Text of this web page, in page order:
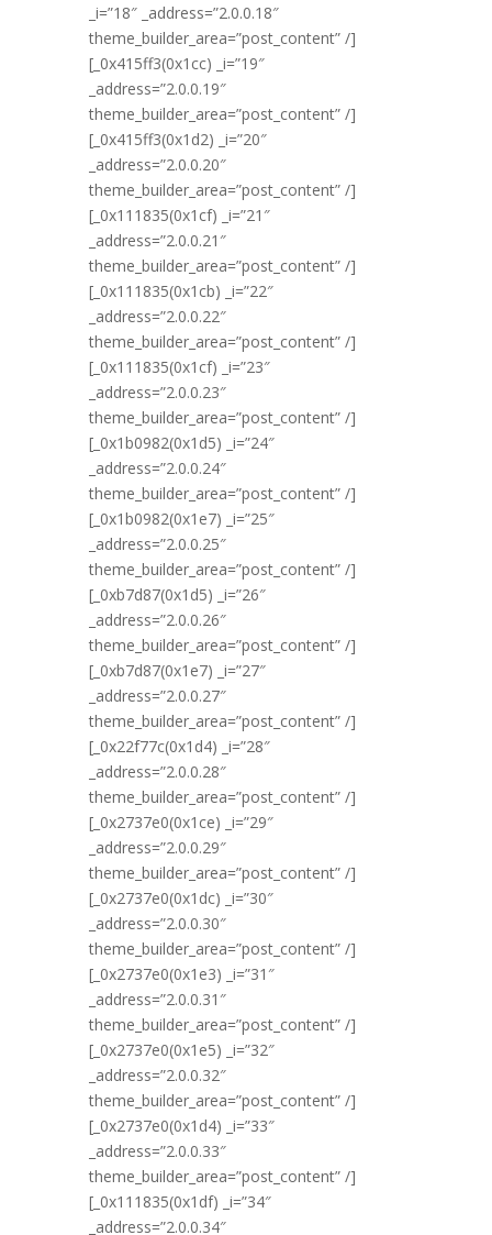
_i=”18″ _address=”2.0.0.18″
theme_builder_area=”post_content” /]
[_0x415ff3(0x1cc) _i=”19″
_address=”2.0.0.19″
theme_builder_area=”post_content” /]
[_0x415ff3(0x1d2) _i=”20″
_address=”2.0.0.20″
theme_builder_area=”post_content” /]
[_0x111835(0x1cf) _i=”21″
_address=”2.0.0.21″
theme_builder_area=”post_content” /]
[_0x111835(0x1cb) _i=”22″
_address=”2.0.0.22″
theme_builder_area=”post_content” /]
[_0x111835(0x1cf) _i=”23″
_address=”2.0.0.23″
theme_builder_area=”post_content” /]
[_0x1b0982(0x1d5) _i=”24″
_address=”2.0.0.24″
theme_builder_area=”post_content” /]
[_0x1b0982(0x1e7) _i=”25″
_address=”2.0.0.25″
theme_builder_area=”post_content” /]
[_0xb7d87(0x1d5) _i=”26″
_address=”2.0.0.26″
theme_builder_area=”post_content” /]
[_0xb7d87(0x1e7) _i=”27″
_address=”2.0.0.27″
theme_builder_area=”post_content” /]
[_0x22f77c(0x1d4) _i=”28″
_address=”2.0.0.28″
theme_builder_area=”post_content” /]
[_0x2737e0(0x1ce) _i=”29″
_address=”2.0.0.29″
theme_builder_area=”post_content” /]
[_0x2737e0(0x1dc) _i=”30″
_address=”2.0.0.30″
theme_builder_area=”post_content” /]
[_0x2737e0(0x1e3) _i=”31″
_address=”2.0.0.31″
theme_builder_area=”post_content” /]
[_0x2737e0(0x1e5) _i=”32″
_address=”2.0.0.32″
theme_builder_area=”post_content” /]
[_0x2737e0(0x1d4) _i=”33″
_address=”2.0.0.33″
theme_builder_area=”post_content” /]
[_0x111835(0x1df) _i=”34″
_address=”2.0.0.34″